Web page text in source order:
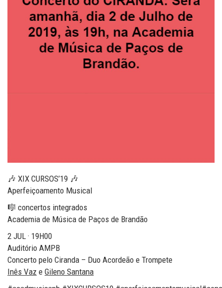
🎶 XIX CURSOS’19 🎶
Aperfeiçoamento Musical
🎼 concertos integrados
Academia de Música de Paços de Brandão
2 JUL · 19H00
Auditório AMPB
Concerto pelo Ciranda – Duo Acordeão e Trompete
Inês Vaz e Gileno Santana